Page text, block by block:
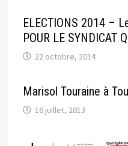
ELECTIONS 2014 –
POUR LE SYNDICAT
22 octobre, 2014
Marisol Touraine à
16 juillet, 2013